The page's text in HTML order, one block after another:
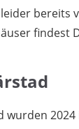
bereits
findest